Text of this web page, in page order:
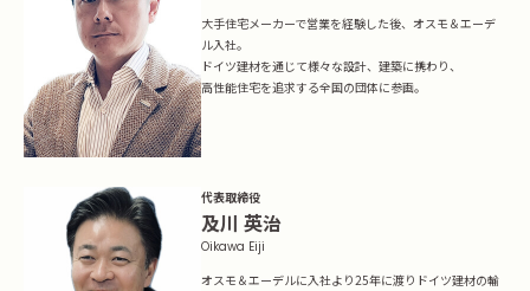
イベントに参加
Event
Official Instagram
大手住宅メーカーで営業を経験した後、オスモ＆エーデ
ル入社。
ドイツ建材を通じて様々な設計、建築に携わり、
高性能住宅を追求する全国の団体に参画。
代表取締役
及川 英治
Oikawa Eiji
オスモ＆エーデルに入社より25年に渡りドイツ建材の輸